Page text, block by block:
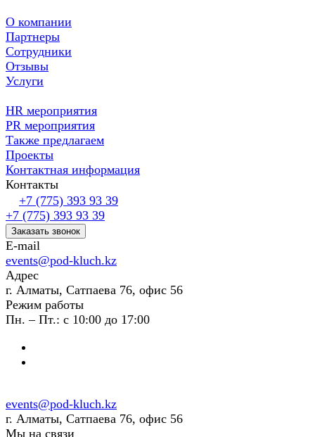
О компании
Партнеры
Сотрудники
Отзывы
Услуги
HR мероприятия
PR мероприятия
Также предлагаем
Проекты
Контактная информация
Контакты
+7 (775) 393 93 39
+7 (775) 393 93 39
Заказать звонок
E-mail
events@pod-kluch.kz
Адрес
г. Алматы, Сатпаева 76, офис 56
Режим работы
Пн. – Пт.: с 10:00 до 17:00
events@pod-kluch.kz
г. Алматы, Сатпаева 76, офис 56
Мы на связи